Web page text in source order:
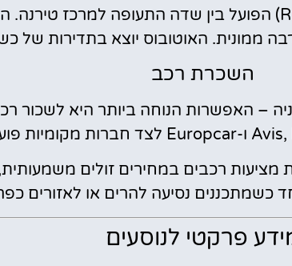
ממונית. האוטובוס יוצא בתדירות של
השכרת רכב
– האפשרות הנוחה ביותר היא לשכור
רכבים במחירים זולים
כשמתכננים נסיעה להרים או לאזורים
פרקטי לנוסעים